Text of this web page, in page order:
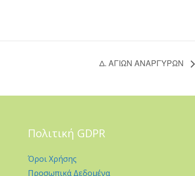
Δ. ΑΓΙΩΝ ΑΝΑΡΓΥΡΩΝ
Πολιτική GDPR
Όροι Χρήσης
Προσωπικά Δεδομένα